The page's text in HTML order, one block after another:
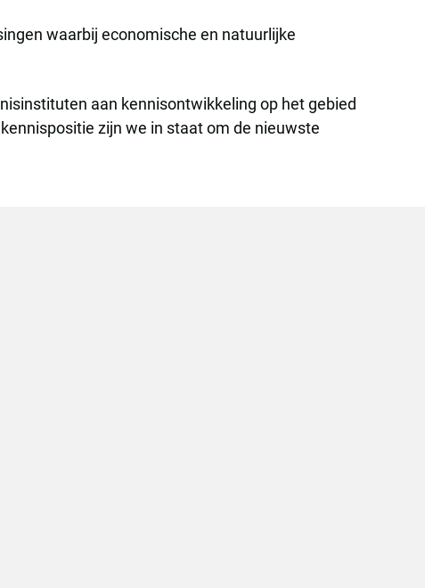
waarbij economische en natuurlijke
aan kennisontwikkeling op het gebied
zijn we in staat om de nieuwste